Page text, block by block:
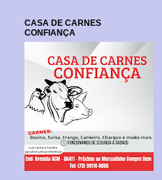
CASA DE CARNES
CONFIANÇA